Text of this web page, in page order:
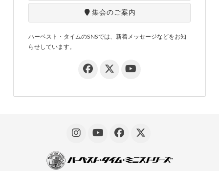
集会のご案内
ハーベスト・タイムのSNSでは、新着メッセージなどをお知
らせしています。